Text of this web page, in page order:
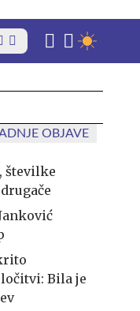
OBJAVE
številke
Bila je